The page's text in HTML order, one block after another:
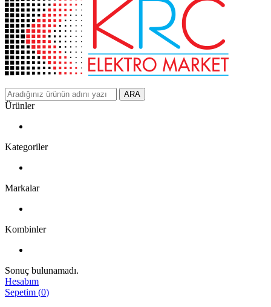
ARA
Ürünler
Kategoriler
Markalar
Kombinler
Sonuç bulunamadı.
Hesabım
Sepetim (0)